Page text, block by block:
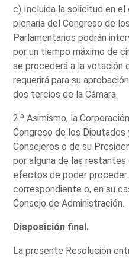
c) Incluida la solicitud en el
plenaria del Congreso de
Parlamentarios podrán
por un tiempo máximo de
se procederá a la votación
requerirá para su
dos tercios de la Cámara.
2.º Asimismo, la
Congreso de los
Consejeros o de su
por alguna de las
efectos de poder
correspondiente o, en su
Consejo de Administración.
Disposición final.
La presente Resolución